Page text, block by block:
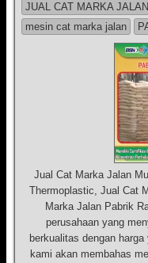
JUAL CAT MARKA JALAN
mesin cat marka jalan
Jual Cat Marka Jalan
Thermoplastic, Jual Cat
Marka Jalan Pabrik
perusahaan yang
berkualitas dengan
kami akan membahas